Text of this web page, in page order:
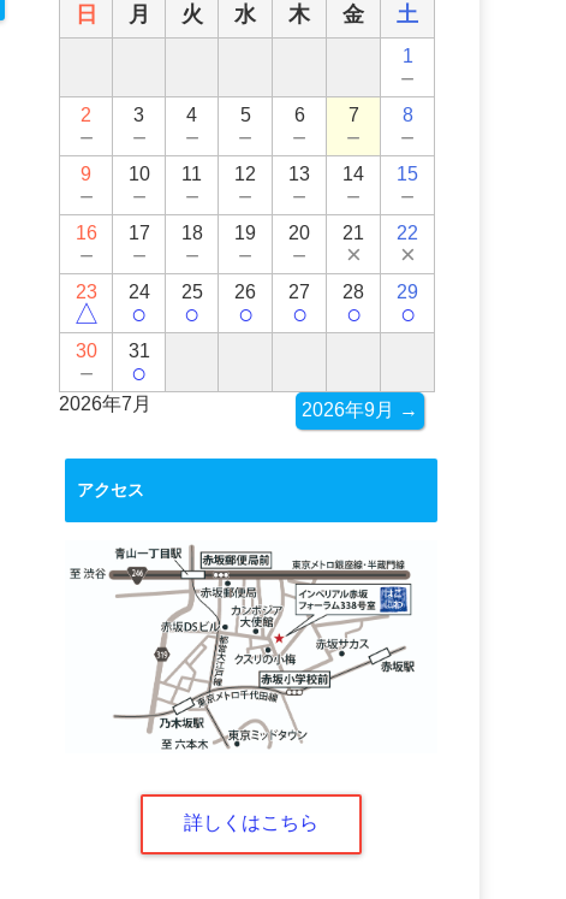
日
月 火 水 木 金 土
1
－
2
－
3
－
4
－
5
－
6
－
7
－
8
－
9
－
10
－
11
－
12
－
13
－
14
－
15
－
16
－
17
－
18
－
19
－
20
－
21
×
22
×
23
△
24
○
25
○
26
○
27
○
28
○
29
○
30
－
31
○
2026年7月 2026年9月 →
アクセス
詳しくはこちら